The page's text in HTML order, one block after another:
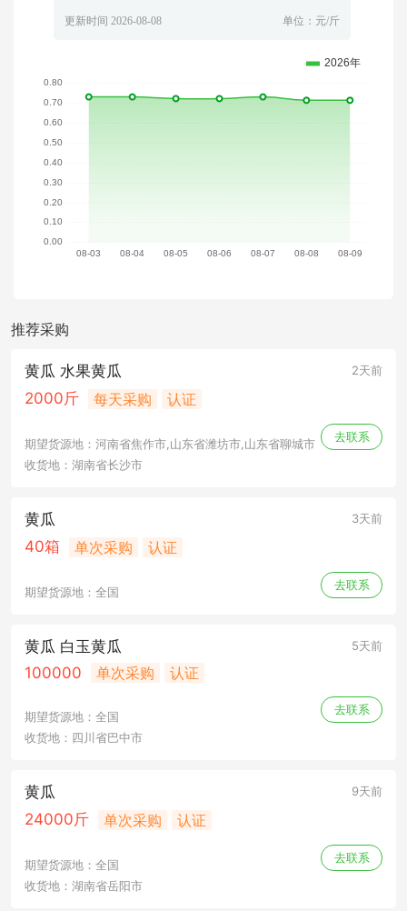
更新时间 2026-08-08 单位：元/斤
推荐采购
黄瓜 水果黄瓜 2天前
2000斤 每天采购 认证
期望货源地：河南省焦作市,山东省潍坊市,山东省聊城市
去联系
收货地：湖南省长沙市
黄瓜 3天前
40箱 单次采购 认证
期望货源地：全国
去联系
黄瓜 白玉黄瓜 5天前
100000 单次采购 认证
期望货源地：全国
去联系
收货地：四川省巴中市
黄瓜 9天前
24000斤 单次采购 认证
期望货源地：全国
去联系
收货地：湖南省岳阳市